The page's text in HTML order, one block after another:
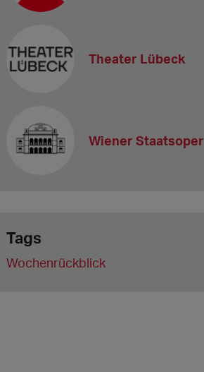
Theater Lübeck
Wiener Staatsoper
Tags
Wochenrückblick